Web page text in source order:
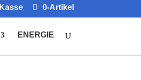
Kasse 0-Artikel
ENERGIE